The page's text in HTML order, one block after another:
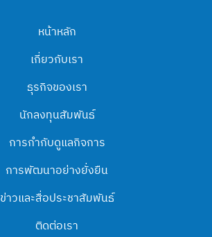
หน้าหลัก
เกี่ยวกับเรา
ธุรกิจของเรา
นักลงทุนสัมพันธ์
การกำกับดูแลกิจการ
การพัฒนาอย่างยั่งยืน
ข่าวและสื่อประชาสัมพันธ์
ติดต่อเรา